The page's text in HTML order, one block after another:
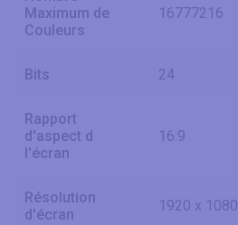
Maximum de
Couleurs
16777216
Bits 24
Rapport
d'aspect d
l'écran
16:9
Résolution
d'écran
1920 x 1080